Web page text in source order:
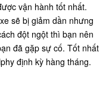
vận hành tốt nhất.
sẽ bị giảm dần nhưng
đột ngột thì bạn nên
đã gặp sự cố. Tốt nhất
định kỳ hàng tháng.